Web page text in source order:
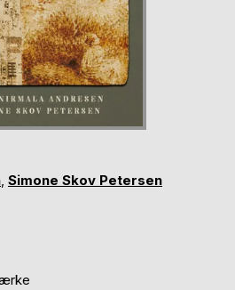
, Simone Skov Petersen